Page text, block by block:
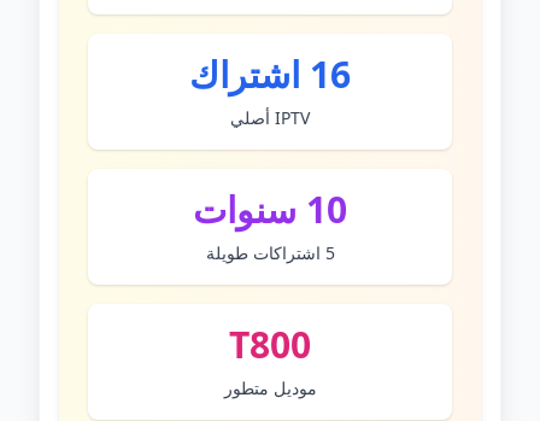
16 اشتراك
IPTV أصلي
10 سنوات
5 اشتراكات طويلة
T800
موديل متطور